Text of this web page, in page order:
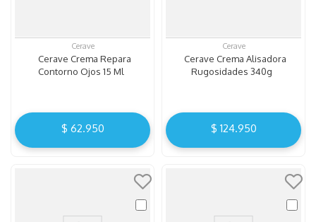
Cerave
Cerave Crema Repara
Contorno Ojos 15 Ml
$ 62.950
Cerave
Cerave Crema Alisadora
Rugosidades 340g
$ 124.950